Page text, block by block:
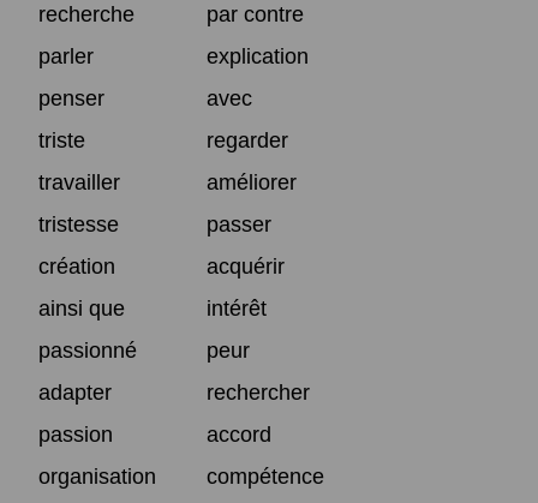
recherche
par contre
parler
explication
penser
avec
triste
regarder
travailler
améliorer
tristesse
passer
création
acquérir
ainsi que
intérêt
passionné
peur
adapter
rechercher
passion
accord
organisation
compétence